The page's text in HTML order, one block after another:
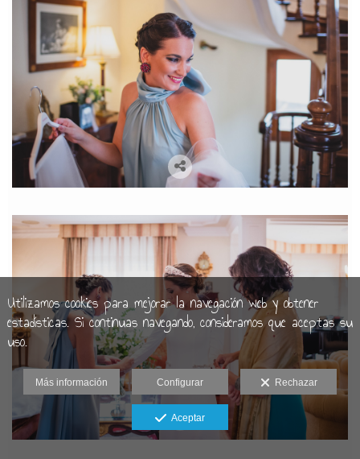
Utilizamos cookies para mejorar la navegación web y obtener
estadísticas. Si continuas navegando, consideramos que aceptas su
uso.
Más información Configurar Rechazar
Aceptar